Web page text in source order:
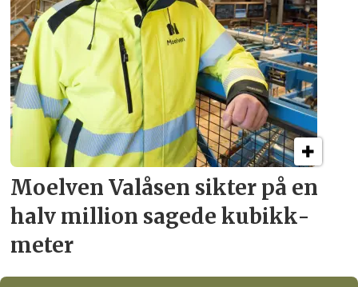
Moelven Valåsen sikter på en
halv million sagede kubikk­
meter